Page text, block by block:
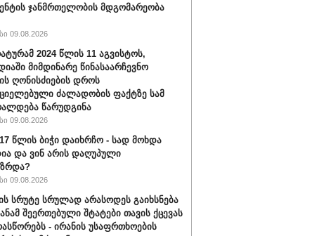
ჯანმრთელობის მდგომარეობა
09.08.2026
2024 წლის 11 აგვისტოს,
მიმდინარე წინასაარჩევნო
ღონისძიების დროს
ძალადობის ფაქტზე სამ
წარუდგინა
09.08.2026
წლის ბიჭი დაიხრჩო - სად მოხდა
და ვინ არის დაღუპული
09.08.2026
სრუტე სრულად არასოდეს გაიხსნება
შეერთებული შტატები თავის ქცევას
- ირანის უსაფრთხოების